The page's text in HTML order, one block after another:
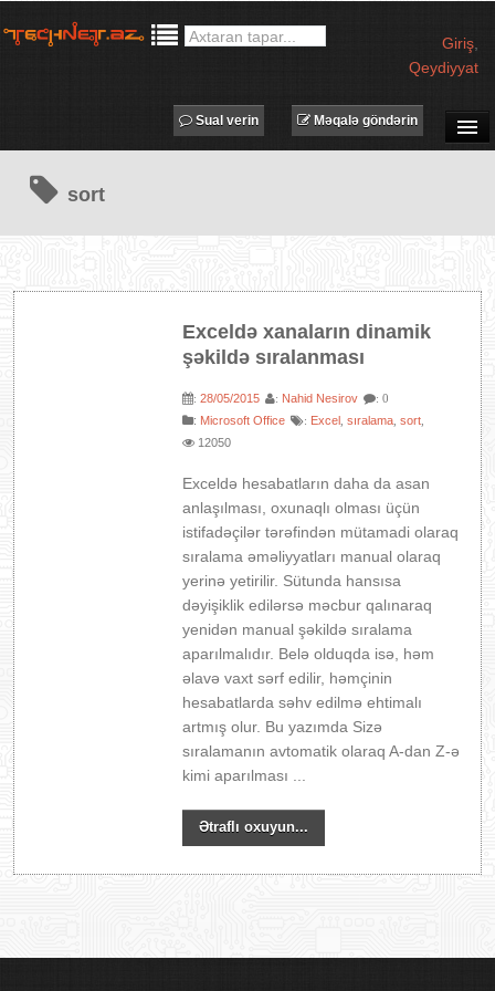
Giriş
Qeydiyyat
MƏQALƏLƏR
PROQRAMLAR
IT LÜĞƏT
Məqalə göndərin
Sual verin
sort
Exceldə xanaların dinamik
şəkildə sıralanması
:28/05/2015 : Nahid Nesirov : 0
: Microsoft Office : Excel ,sıralama ,sort
12050
Exceldə hesabatların daha da asan
anlaşılması, oxunaqlı olması üçün
istifadəçilər tərəfindən mütamadi olaraq
sıralama əməliyyatları manual olaraq
yerinə yetirilir. Sütunda hansısa
dəyişiklik edilərsə məcbur qalınaraq
yenidən manual şəkildə sıralama
aparılmalıdır. Belə olduqda isə, həm
əlavə vaxt sərf edilir, həmçinin
hesabatlarda səhv edilmə ehtimalı
artmış olur. Bu yazımda Sizə
sıralamanın avtomatik olaraq A-dan Z-ə
kimi aparılması ...
Ətraflı oxuyun...